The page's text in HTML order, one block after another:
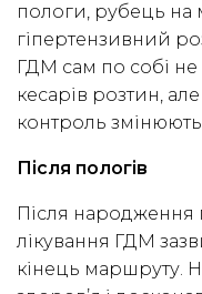
пологи, рубець на
гіпертензивний
ГДМ сам по собі
кесарів розтин,
контроль
Після пологів
Після народження
лікування ГДМ
кінець маршруту.